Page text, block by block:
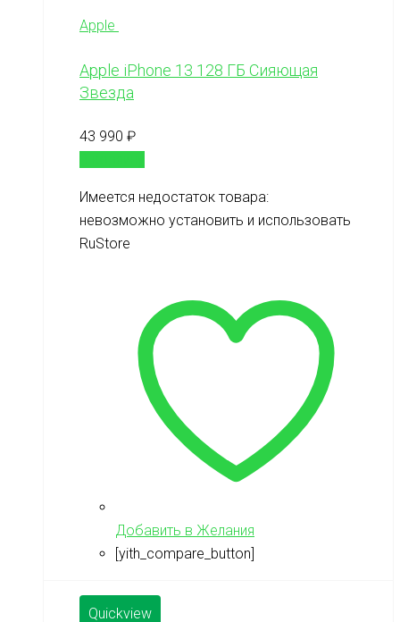
Apple
Apple iPhone 13 128 ГБ Сияющая
Звезда
43 990 ₽
Имеется недостаток товара:
невозможно установить и использовать
RuStore
Добавить в Желания
[yith_compare_button]
Quickview